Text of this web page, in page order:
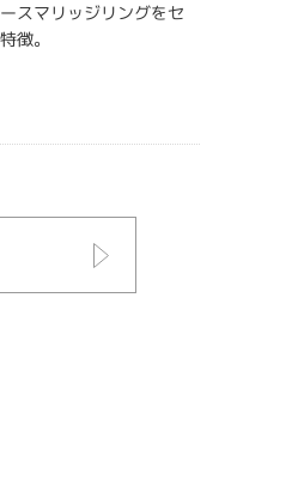
スマリッジリングをセ
徴。